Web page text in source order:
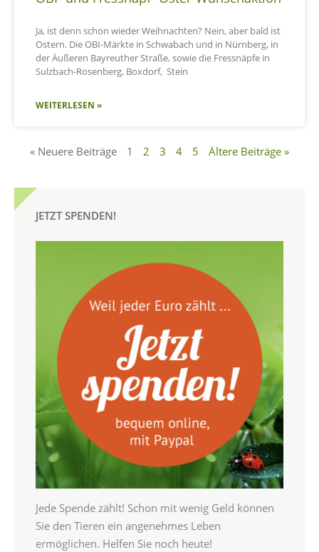
Ja, ist denn schon wieder Weihnachten? Nein, aber bald ist
Ostern. Die OBI-Märkte in Schwabach und in Nürnberg, in
der Äußeren Bayreuther Straße, sowie die Fressnäpfe in
Sulzbach-Rosenberg, Boxdorf, Stein
WEITERLESEN »
« Neuere Beiträge 1 2 3 4 5 Ältere Beiträge »
JETZT SPENDEN!
Jede Spende zählt! Schon mit wenig Geld können
Sie den Tieren ein angenehmes Leben
ermöglichen. Helfen Sie noch heute!